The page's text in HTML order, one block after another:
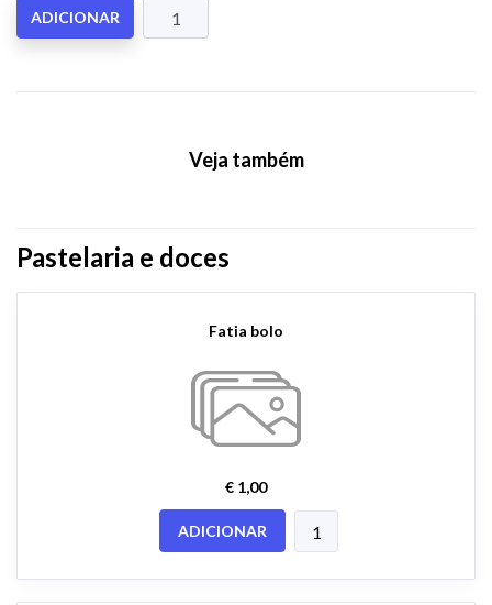
ADICIONAR
Veja também
Pastelaria e doces
Fatia bolo
€ 1,00
ADICIONAR